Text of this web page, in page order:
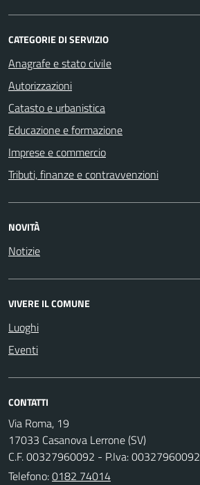
CATEGORIE DI SERVIZIO
Anagrafe e stato civile
Autorizzazioni
Catasto e urbanistica
Educazione e formazione
Imprese e commercio
Tributi, finanze e contravvenzioni
NOVITÀ
Notizie
VIVERE IL COMUNE
Luoghi
Eventi
CONTATTI
Via Roma, 19
17033 Casanova Lerrone (SV)
C.F. 00327960092 - P.Iva: 00327960092
Telefono:0182 74014